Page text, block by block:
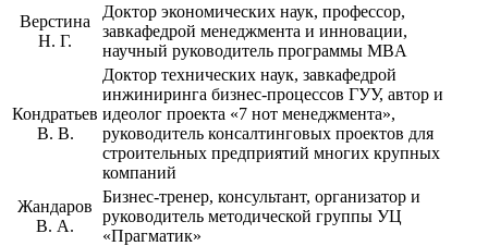
Верстина
Н. Г.
Доктор экономических наук, профессор,
завкафедрой менеджмента и инновации,
научный руководитель программы MBA
Кондратьев
В. В.
Доктор технических наук, завкафедрой
инжиниринга бизнес-процессов ГУУ, автор и
идеолог проекта «7 нот менеджмента»,
руководитель консалтинговых проектов для
строительных предприятий многих крупных
компаний
Жандаров
В. А.
Бизнес-тренер, консультант, организатор и
руководитель методической группы УЦ
«Прагматик»